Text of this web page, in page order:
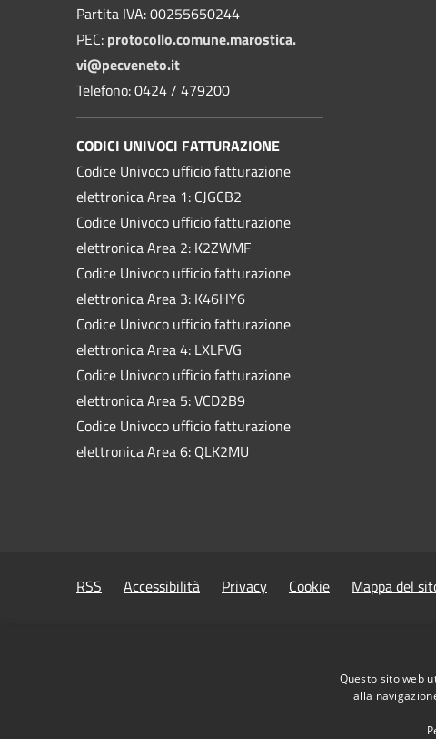
Partita IVA: 00255650244
PEC: protocollo.comune.marostica.
vi@pecveneto.it
Telefono: 0424 / 479200
CODICI UNIVOCI FATTURAZIONE
Codice Univoco ufficio fatturazione
elettronica Area 1: CJGCB2
Codice Univoco ufficio fatturazione
elettronica Area 2: K2ZWMF
Codice Univoco ufficio fatturazione
elettronica Area 3: K46HY6
Codice Univoco ufficio fatturazione
elettronica Area 4: LXLFVG
Codice Univoco ufficio fatturazione
elettronica Area 5: VCD2B9
Codice Univoco ufficio fatturazione
elettronica Area 6: QLK2MU
RSS Accessibilità Privacy Cookie Mappa del
Questo sito web
alla